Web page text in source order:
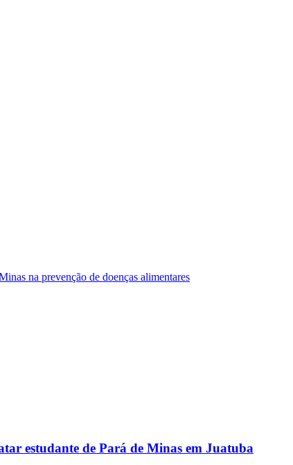
na prevenção de doenças alimentares
estudante de Pará de Minas em Juatuba